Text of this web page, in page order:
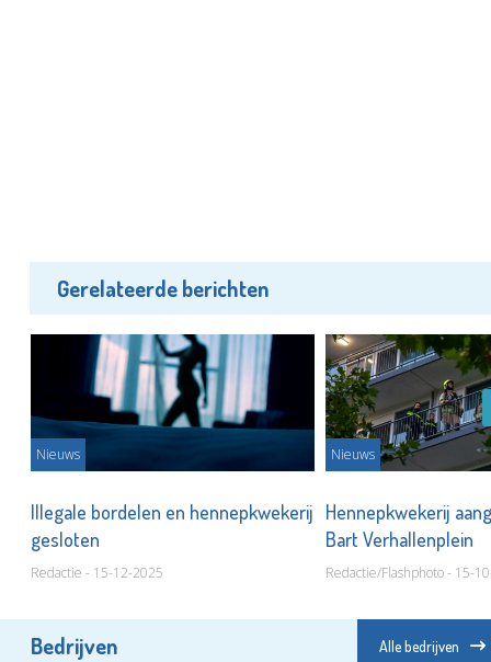
Gerelateerde berichten
Nieuws
Illegale bordelen en hennepkwekerij
gesloten
Redactie - 15-12-2025
Nieuws
Hennepkwekerij
Bart Verhallenplein
Redactie/Flashphoto - 15-
Bedrijven Alle bedrijven